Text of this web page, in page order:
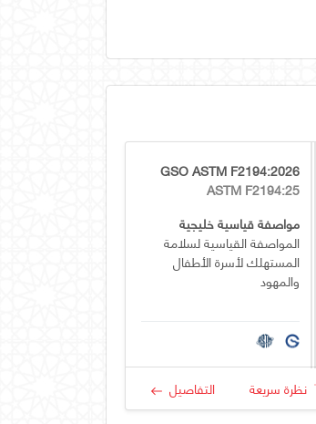
GSO ASTM F2194:2026
ASTM F2194:25
مواصفة قياسية خليجية
المواصفة القياسية لسلامة
المستهلك لأسرة الأطفال
والمهود
نظرة سريعة التفاصيل